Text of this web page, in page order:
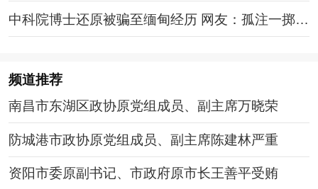
中科院博士还原被骗至缅甸经历 网友：孤注一掷现
实版
频道推荐
南昌市东湖区政协原党组成员、副主席万晓荣
防城港市政协原党组成员、副主席陈建林严重
资阳市委原副书记、市政府原市长王善平受贿